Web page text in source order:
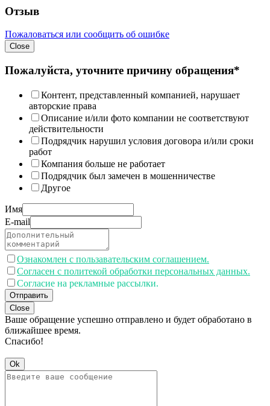
Отзыв
Пожаловаться или сообщить об ошибке
Close
Пожалуйста, уточните причину обращения*
Контент, представленный компанией, нарушает
авторские права
Описание и/или фото компании не соответствуют
действительности
Подрядчик нарушил условия договора и/или сроки
работ
Компания больше не работает
Подрядчик был замечен в мошенничестве
Другое
Имя
E-mail
Ознакомлен с пользавательским соглашением.
Согласен с политекой обработки персональных данных.
Согласие на рекламные рассылки.
Отправить
Close
Ваше обращение успешно отправлено и будет обработано в
ближайшее время.
Спасибо!
Ok